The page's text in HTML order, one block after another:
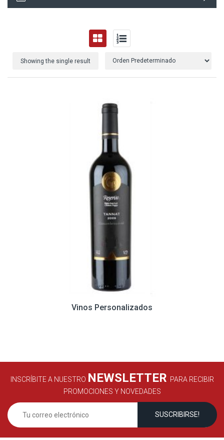
Showing the single result
Vinos Personalizados
INSCRÍBITE A NUESTRO NEWSLETTER PARA RECIBIR
PROMOCIONES Y NOVEDADES